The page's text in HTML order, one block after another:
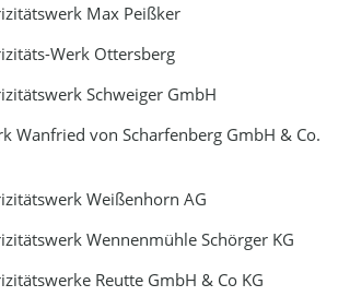
Max Peißker
Werk Ottersberg
Schweiger GmbH
Wanfried von Scharfenberg GmbH & Co.
Weißenhorn AG
Wennenmühle Schörger KG
Reutte GmbH & Co KG